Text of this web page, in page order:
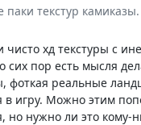
паки текстур камиказы.
чисто хд текстуры с
сих пор есть мысля
фоткая реальные
в игру. Можно этим
но нужно ли это кому-